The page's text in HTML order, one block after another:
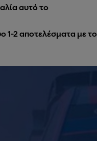
αυτό το
1-2 αποτελέσματα με το